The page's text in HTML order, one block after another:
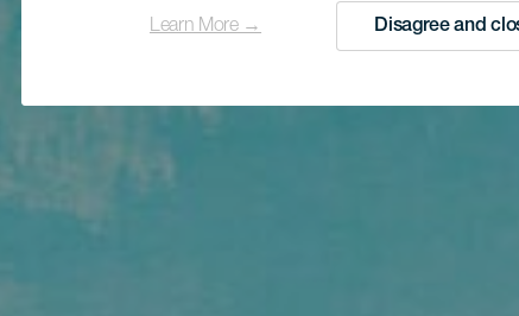
Learn More → Disagree and